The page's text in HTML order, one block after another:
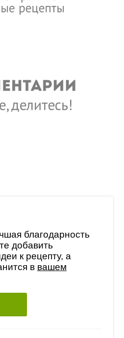
благодарность
добавить
к рецепту, а
в вашем